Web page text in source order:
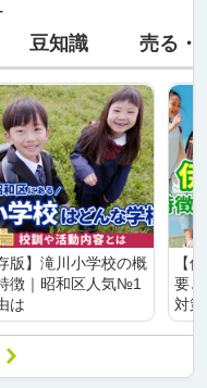
豆知識 売る・
版】滝川小学校の概
徴｜昭和区人気№1
は
【
要
対